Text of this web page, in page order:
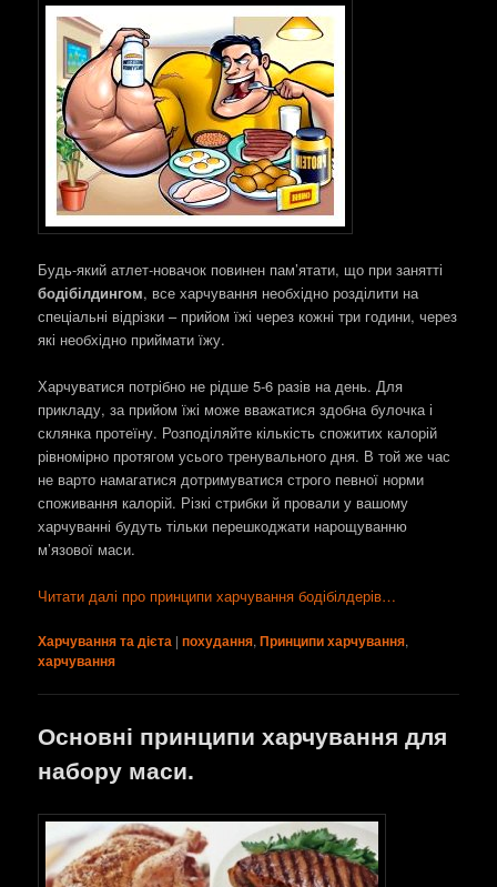
Будь-який атлет-новачок повинен пам’ятати, що при занятті
бодібілдингом, все харчування необхідно розділити на
спеціальні відрізки – прийом їжі через кожні три години, через
які необхідно приймати їжу.
Харчуватися потрібно не рідше 5-6 разів на день. Для
прикладу, за прийом їжі може вважатися здобна булочка і
склянка протеїну. Розподіляйте кількість спожитих калорій
рівномірно протягом усього тренувального дня. В той же час
не варто намагатися дотримуватися строго певної норми
споживання калорій. Різкі стрибки й провали у вашому
харчуванні будуть тільки перешкоджати нарощуванню
м’язової маси.
Читати далі про принципи харчування бодібілдерів…
Харчування та дієта |похудання,Принципи харчування,
харчування
Основні принципи харчування для
набору маси.